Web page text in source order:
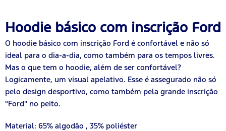
Hoodie básico com inscrição Ford
O hoodie básico com inscrição Ford é confortável e não só
ideal para o dia-a-dia, como também para os tempos livres.
Mas o que tem o hoodie, além de ser confortável?
Logicamente, um visual apelativo. Esse é assegurado não só
pelo design desportivo, como também pela grande inscrição
"Ford" no peito.
Material: 65% algodão , 35% poliéster